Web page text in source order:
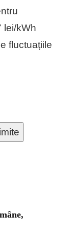
lei/kWh
fluctuațiile